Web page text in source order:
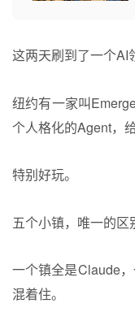
这两天刷到了一个AI
纽约有一家叫
个人格化的Agent，
特别好玩。
五个小镇，唯一的
一个镇全是Claude
混着住。